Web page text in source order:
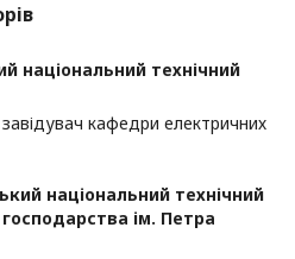
національний технічний
кафедри електричних
національний технічний
ім. Петра